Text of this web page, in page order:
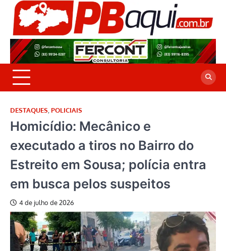
Skip
content
DESTAQUES POLICIAIS
Homicídio: Mecânico e
executado a tiros no Bairro do
Estreito em Sousa; polícia entra
em busca pelos suspeitos
4 de julho de 2026